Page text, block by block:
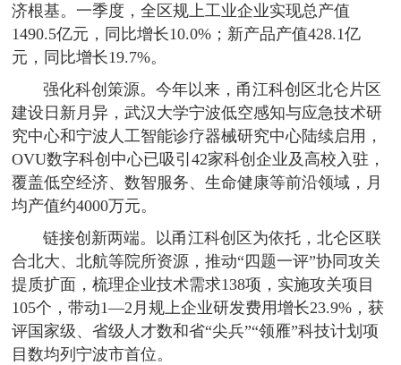
济根基。一季度，全区规上工业企业实现总产值
1490.5亿元，同比增长10.0%；新产品产值428.1亿
元，同比增长19.7%。
强化科创策源。今年以来，甬江科创区北仑片区
建设日新月异，武汉大学宁波低空感知与应急技术研
究中心和宁波人工智能诊疗器械研究中心陆续启用，
OVU数字科创中心已吸引42家科创企业及高校入驻，
覆盖低空经济、数智服务、生命健康等前沿领域，月
均产值约4000万元。
链接创新两端。以甬江科创区为依托，北仑区联
合北大、北航等院所资源，推动“四题一评”协同攻关
提质扩面，梳理企业技术需求138项，实施攻关项目
105个，带动1—2月规上企业研发费用增长23.9%，获
评国家级、省级人才数和省“尖兵”“领雁”科技计划项
目数均列宁波市首位。